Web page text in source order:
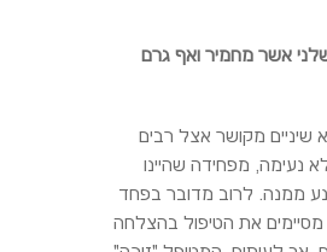
אשר מחמיר ואף גרם
שיניים מקושר אצל רבים
נעימה, מפחידה שהיינו
ממנה. לרוב מדובר בפחד
מסיימים את הטיפול בהצלחה